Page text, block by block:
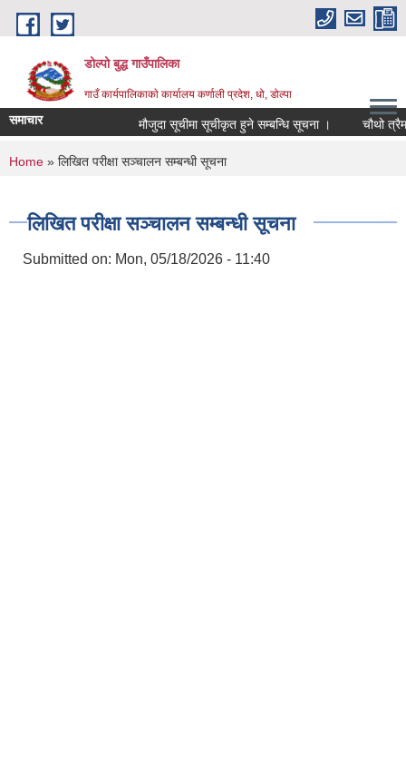
Skip to main content
डोल्पो बुद्ध गाउँपालिका
गाउँ कार्यपालिकाकाे कार्यालय कर्णाली प्रदेश, धो, डोल्पा
समाचार मौजुदा सूचीमा सूचीकृत हुने सम्बन्धि सूचना । चौथो
You are here
Home » लिखित परीक्षा सञ्चालन सम्बन्धी सूचना
लिखित परीक्षा सञ्चालन सम्बन्धी सूचना
Submitted on: Mon, 05/18/2026 - 11:40